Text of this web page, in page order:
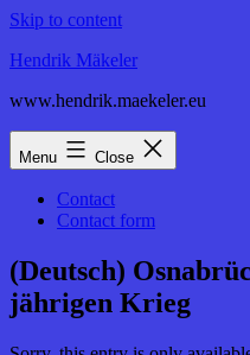
Skip to content
Hendrik Mäkeler
www.hendrik.maekeler.eu
Menu Close
Contact
Contact form
(Deutsch)
jährigen Krieg